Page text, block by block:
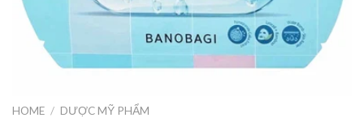
HOME / DƯỢC MỸ PHẨM